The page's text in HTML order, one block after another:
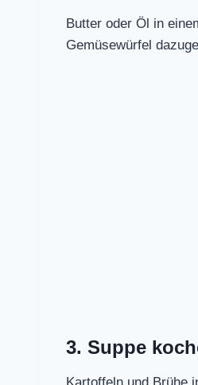
Butter oder Öl in
Gemüsewürfel
3. Suppe